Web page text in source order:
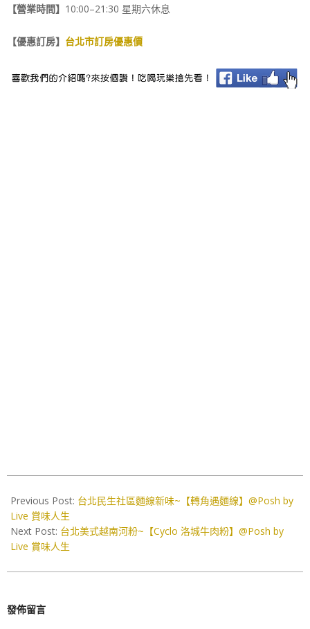
【營業時間】 10:00–21:30 星期六休息
【優惠訂房】 台北市訂房優惠價
07-
10
Previous Post: 台北民生社區麵線新味~【轉角遇麵線】@Posh by
Live 賞味人生
Next Post: 台北美式越南河粉~【Cyclo 洛城牛肉粉】@Posh by
Live 賞味人生
發佈留言